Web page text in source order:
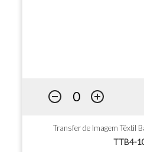
Transfer de Imagem Têxtil
TTB4-